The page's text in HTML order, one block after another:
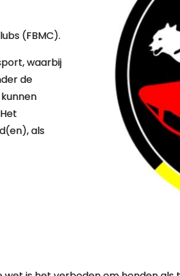
(FBMC).
waarbij
de
als